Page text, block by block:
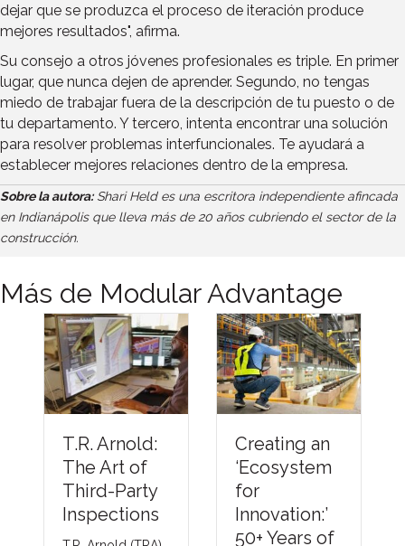
dejar que se produzca el proceso de iteración produce
mejores resultados", afirma.
Su consejo a otros jóvenes profesionales es triple. En primer
lugar, que nunca dejen de aprender. Segundo, no tengas
miedo de trabajar fuera de la descripción de tu puesto o de
tu departamento. Y tercero, intenta encontrar una solución
para resolver problemas interfuncionales. Te ayudará a
establecer mejores relaciones dentro de la empresa.
Sobre la autora: Shari Held es una escritora independiente afincada
en Indianápolis que lleva más de 20 años cubriendo el sector de la
construcción.
Más de Modular Advantage
Creating an
‘Ecosystem
for
Innovation:’
50+ Years of
Understandi
ng Thermal
Barriers
Compliance
Methods &